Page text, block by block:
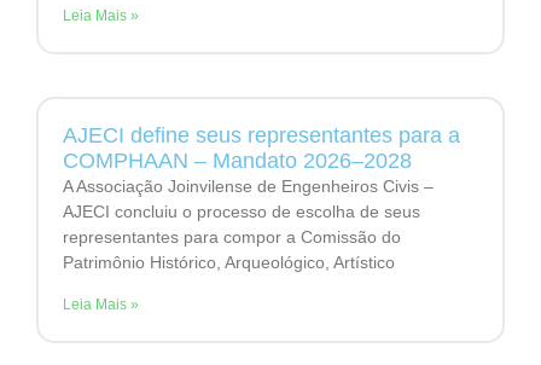
Leia Mais »
AJECI define seus representantes para a
COMPHAAN – Mandato 2026–2028
A Associação Joinvilense de Engenheiros Civis –
AJECI concluiu o processo de escolha de seus
representantes para compor a Comissão do
Patrimônio Histórico, Arqueológico, Artístico
Leia Mais »